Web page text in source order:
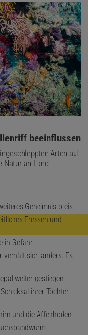
beeinflussen
Arten auf
Natur an Land
Geheimnis preis
Fressen und
in Gefahr
verhält sich anders. Es
weiter gestiegen
ihrer Töchter
und die Affenhoden